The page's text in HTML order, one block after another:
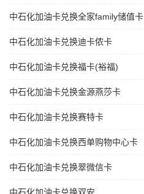
中石化加油卡兑换全家family储值卡
中石化加油卡兑换迪卡侬卡
中石化加油卡兑换福卡(裕福)
中石化加油卡兑换金源燕莎卡
中石化加油卡兑换赛特卡
中石化加油卡兑换西单购物中心卡
中石化加油卡兑换翠微信卡